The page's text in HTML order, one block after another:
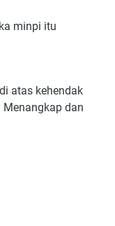
minpi itu
atas kehendak
dan